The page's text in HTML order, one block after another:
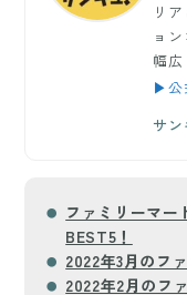
リ
ョ
幅広
▶公
サ
ファミリーマー
BEST5！
2022年3月のフ
2022年2月のフ